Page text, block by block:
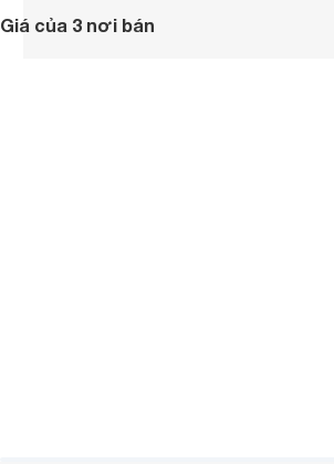
Giá của 3 nơi bán